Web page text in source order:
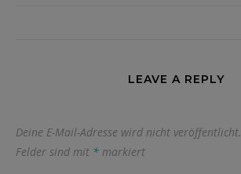
LEAVE A REPLY
Deine E-Mail-Adresse wird nicht veröffentlicht.
Felder sind mit * markiert